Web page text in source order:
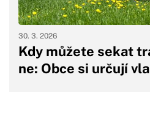
Kdy můžete sekat
ne: Obce si určují
30. 3. 2026